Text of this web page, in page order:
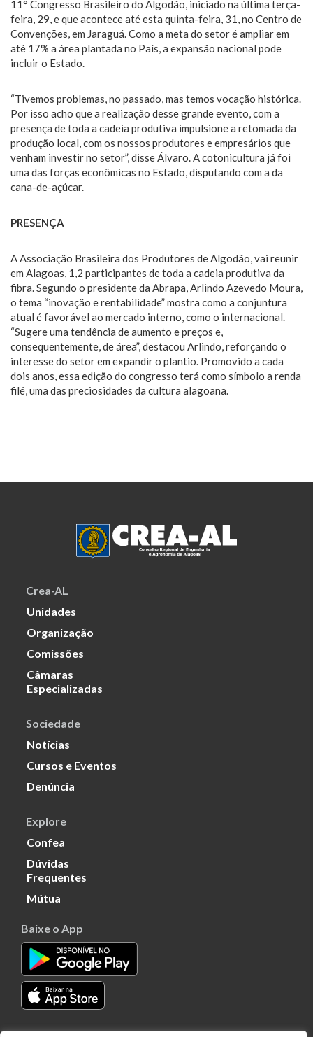
11° Congresso Brasileiro do Algodão, iniciado na última terça-
feira, 29, e que acontece até esta quinta-feira, 31, no Centro de
Convenções, em Jaraguá. Como a meta do setor é ampliar em
até 17% a área plantada no País, a expansão nacional pode
incluir o Estado.
“Tivemos problemas, no passado, mas temos vocação histórica.
Por isso acho que a realização desse grande evento, com a
presença de toda a cadeia produtiva impulsione a retomada da
produção local, com os nossos produtores e empresários que
venham investir no setor”, disse Álvaro. A cotonicultura já foi
uma das forças econômicas no Estado, disputando com a da
cana-de-açúcar.
PRESENÇA
A Associação Brasileira dos Produtores de Algodão, vai reunir
em Alagoas, 1,2 participantes de toda a cadeia produtiva da
fibra. Segundo o presidente da Abrapa, Arlindo Azevedo Moura,
o tema “inovação e rentabilidade” mostra como a conjuntura
atual é favorável ao mercado interno, como o internacional.
“Sugere uma tendência de aumento e preços e,
consequentemente, de área”, destacou Arlindo, reforçando o
interesse do setor em expandir o plantio. Promovido a cada
dois anos, essa edição do congresso terá como símbolo a renda
filé, uma das preciosidades da cultura alagoana.
Crea-AL
Unidades
Organização
Comissões
Câmaras
Especializadas
Sociedade
Notícias
Cursos e Eventos
Denúncia
Explore
Confea
Dúvidas
Frequentes
Mútua
Baixe o App
Transparência